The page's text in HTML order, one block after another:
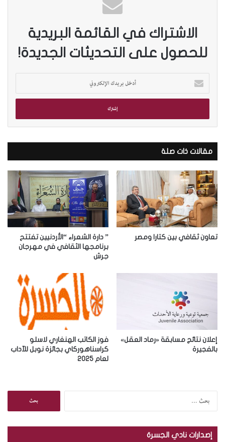
الاشتراك في القائمة البريدية
للحصول على التحديثات الجديدة!
خ
ب
ي
د
ك
ا
ل
إ
ل
ت
ر
مقالات ذات صلة
تعاون ثقافي بين كتارا ومصر
” دارة الشعراء “الأردنيين تفتتح
برنامجها الثقافي في مهرجان
جرش
إعلان نتائج مسابقة «رماد العقل»
بالفجيرة
فوز الكاتب الهنغاري لاسلو
كراسناهوركاي بجائزة نوبل للآداب
لعام 2025
ح
إصدارات نادي الجسرة